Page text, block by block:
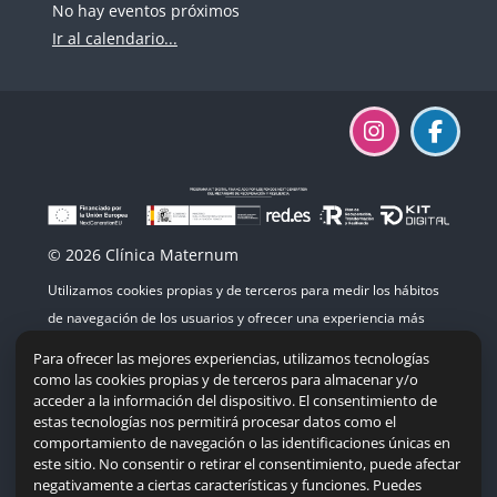
No hay eventos próximos
Ir al calendario...
© 2026 Clínica Maternum
Utilizamos cookies propias y de terceros para medir los hábitos
de navegación de los usuarios y ofrecer una experiencia más
su uso.
Mapa del sitio | Accesibilidad | Política de cookies
Para ofrecer las mejores experiencias, utilizamos tecnologías
como las cookies propias y de terceros para almacenar y/o
acceder a la información del dispositivo. El consentimiento de
estas tecnologías nos permitirá procesar datos como el
comportamiento de navegación o las identificaciones únicas en
este sitio. No consentir o retirar el consentimiento, puede afectar
negativamente a ciertas características y funciones. Puedes